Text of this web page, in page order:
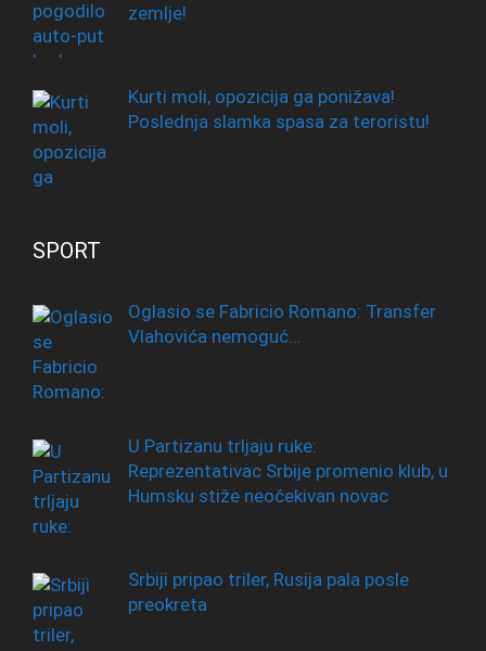
zemlje!
Kurti moli, opozicija ga ponižava!
Poslednja slamka spasa za teroristu!
SPORT
Oglasio se Fabricio Romano: Transfer
Vlahovića nemoguć…
U Partizanu trljaju ruke:
Reprezentativac Srbije promenio klub, u
Humsku stiže neočekivan novac
Srbiji pripao triler, Rusija pala posle
preokreta